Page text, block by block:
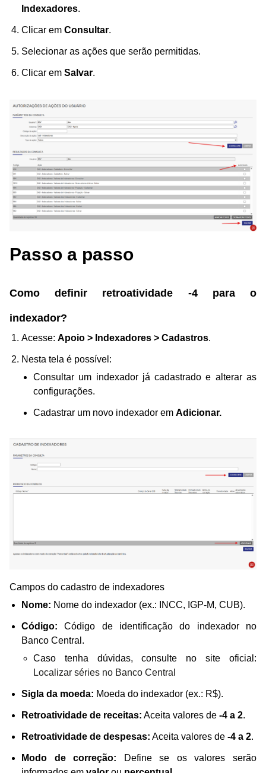
Indexadores.
Clicar em Consultar.
Selecionar as ações que serão permitidas.
Clicar em Salvar.
Passo a passo
Como definir retroatividade -4 para o
indexador?
Acesse: Apoio > Indexadores > Cadastros.
Nesta tela é possível:
Consultar um indexador já cadastrado e alterar as
configurações.
Cadastrar um novo indexador em Adicionar.
Campos do cadastro de indexadores
Nome: Nome do indexador (ex.: INCC, IGP-M, CUB).
Código: Código de identificação do indexador no
Banco Central.
Caso tenha dúvidas, consulte no site oficial:
Localizar séries no Banco Central
Sigla da moeda: Moeda do indexador (ex.: R$).
Retroatividade de receitas: Aceita valores de -4 a 2.
Retroatividade de despesas: Aceita valores de -4 a 2.
Modo de correção: Define se os valores serão